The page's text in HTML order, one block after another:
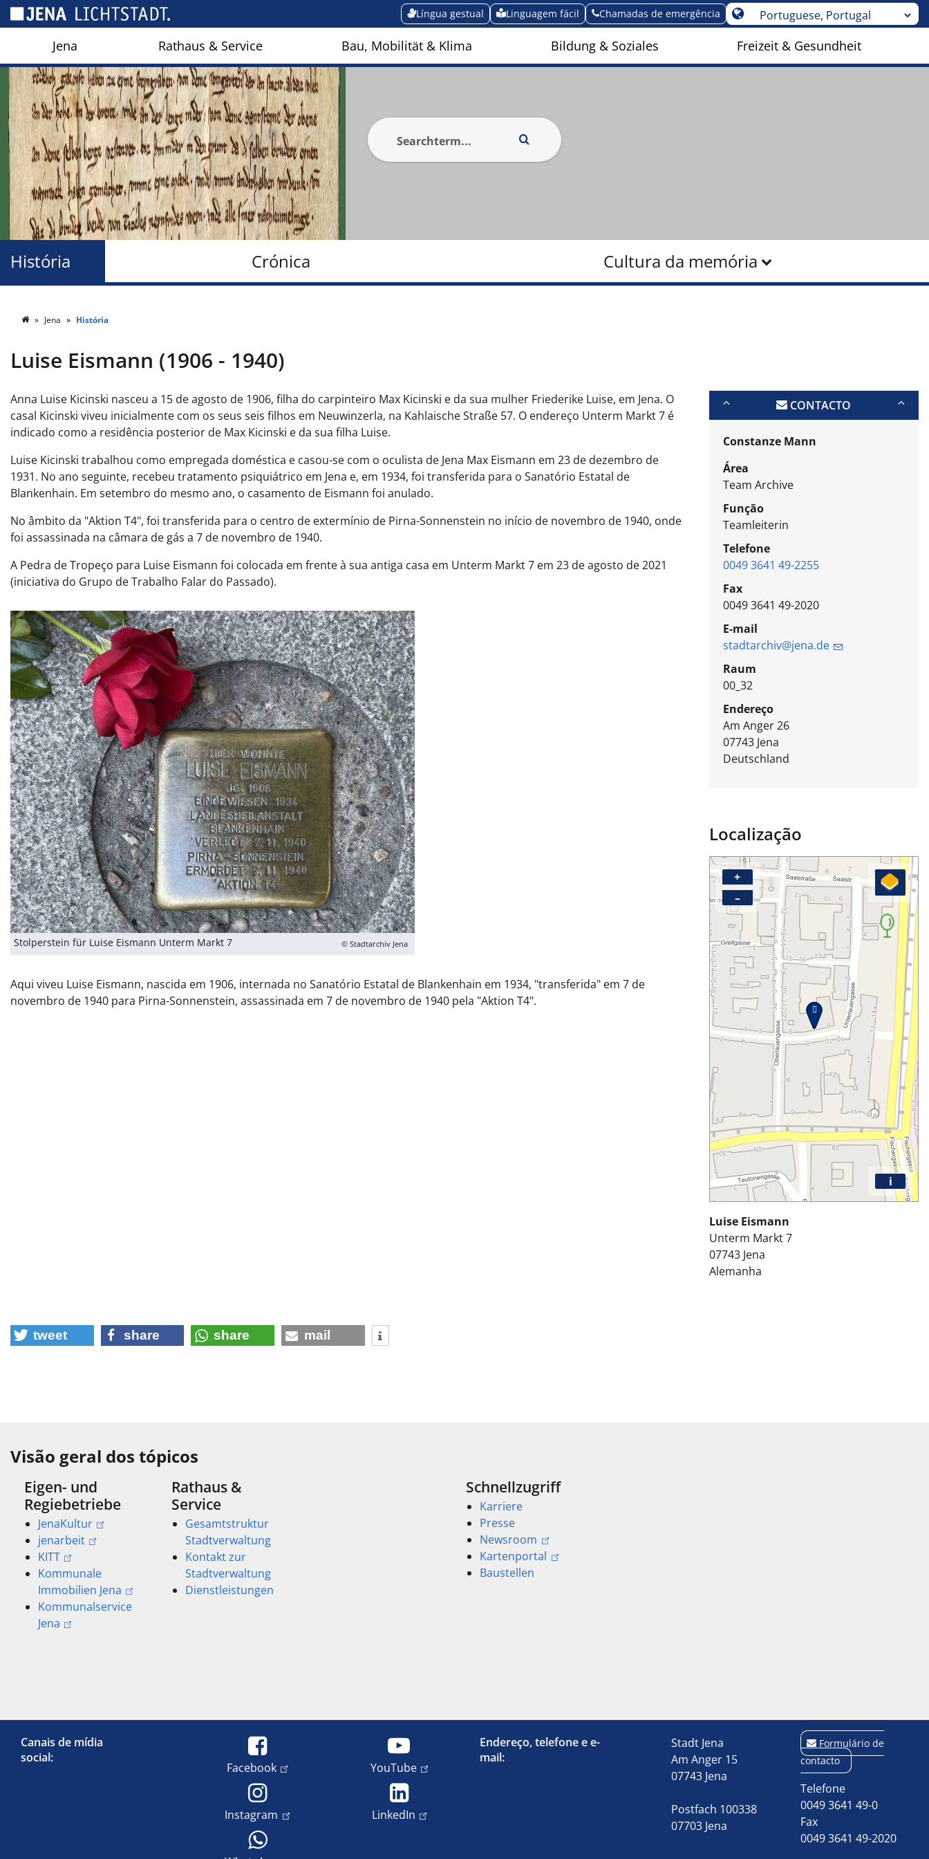
Língua gestual Linguagem fácil Chamadas de emergência
Jena Rathaus & Service Bau, Mobilität & Klima Bildung & Soziales Freizeit & Gesundheit
Crónica Cultura da memória
História
Jena História
Luise Eismann (1906 - 1940)
Anna Luise Kicinski nasceu a 15 de agosto de 1906, filha do carpinteiro Max Kicinski e da sua mulher Friederike Luise, em Jena. O
casal Kicinski viveu inicialmente com os seus seis filhos em Neuwinzerla, na Kahlaische Straße 57. O endereço Unterm Markt 7 é
indicado como a residência posterior de Max Kicinski e da sua filha Luise.
Luise Kicinski trabalhou como empregada doméstica e casou-se com o oculista de Jena Max Eismann em 23 de dezembro de
1931. No ano seguinte, recebeu tratamento psiquiátrico em Jena e, em 1934, foi transferida para o Sanatório Estatal de
Blankenhain. Em setembro do mesmo ano, o casamento de Eismann foi anulado.
No âmbito da "Aktion T4", foi transferida para o centro de extermínio de Pirna-Sonnenstein no início de novembro de 1940, onde
foi assassinada na câmara de gás a 7 de novembro de 1940.
A Pedra de Tropeço para Luise Eismann foi colocada em frente à sua antiga casa em Unterm Markt 7 em 23 de agosto de 2021
(iniciativa do Grupo de Trabalho Falar do Passado).
Stolperstein für Luise Eismann Unterm Markt 7 © Stadtarchiv Jena
Aqui viveu Luise Eismann, nascida em 1906, internada no Sanatório Estatal de Blankenhain em 1934, "transferida" em 7 de
novembro de 1940 para Pirna-Sonnenstein, assassinada em 7 de novembro de 1940 pela "Aktion T4".
CONTACTO
Constanze Mann
Área
Team Archive
Função
Teamleiterin
Telefone
0049 3641 49-2255
Fax
0049 3641 49-2020
E-mail
stadtarchiv@jena.de
Raum
00_32
Endereço
Am Anger 26
07743 Jena
Deutschland
Localização
+
–
i
Luise Eismann
Unterm Markt 7
07743 Jena
Alemanha
tweet share share mail
Visão geral dos tópicos
Eigen- und
Regiebetriebe
JenaKultur
jenarbeit
KITT
Kommunale
Immobilien Jena
Kommunalservice
Jena
Rathaus &
Service
Gesamtstruktur
Stadtverwaltung
Kontakt zur
Stadtverwaltung
Dienstleistungen
Schnellzugriff
Karriere
Presse
Newsroom
Kartenportal
Baustellen
Canais de mídia
social:
Facebook YouTube
Instagram LinkedIn
Endereço, telefone e e-
mail:
Stadt Jena
Am Anger 15
07743 Jena
Postfach 100338
07703 Jena
Formulário de
contacto
Telefone
0049 3641 49-0
Fax
0049 3641 49-2020
Cookies management panel